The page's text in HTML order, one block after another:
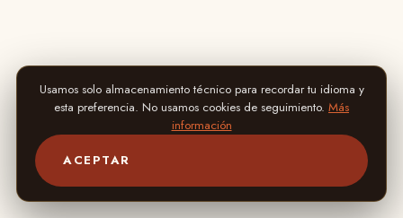
Usamos solo almacenamiento técnico para recordar tu idioma y
esta preferencia. No usamos cookies de seguimiento. Más
información
ACEPTAR